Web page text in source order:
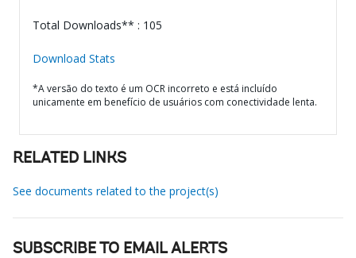
Total Downloads** : 105
Download Stats
*A versão do texto é um OCR incorreto e está incluído
unicamente em benefício de usuários com conectividade lenta.
RELATED LINKS
See documents related to the project(s)
SUBSCRIBE TO EMAIL ALERTS